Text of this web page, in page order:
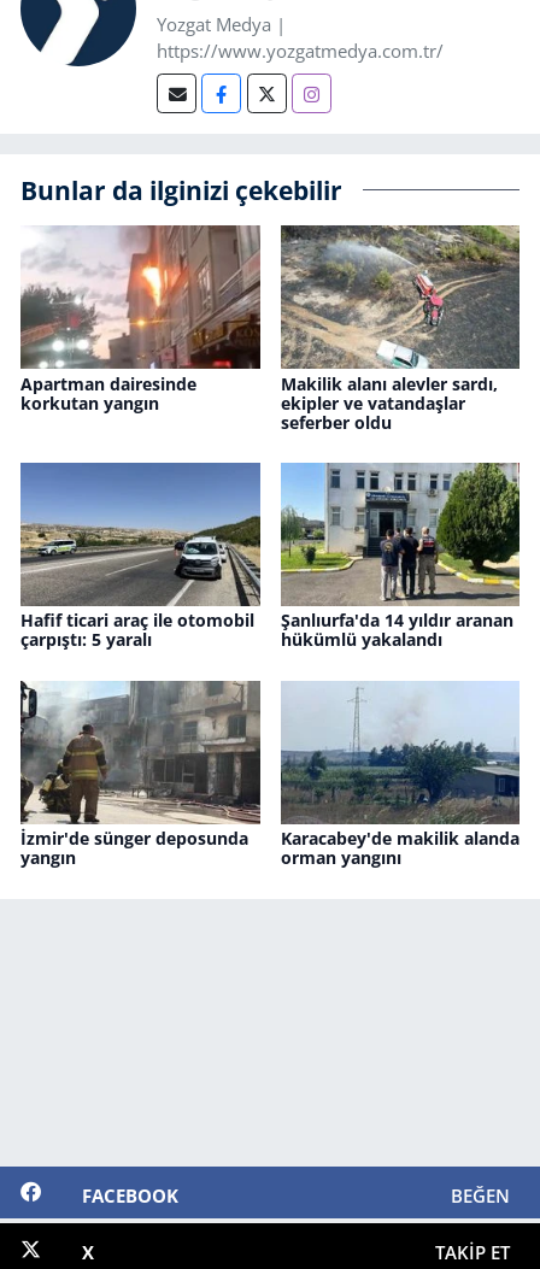
Yozgat Medya |
https://www.yozgatmedya.com.tr/
Bunlar da ilginizi çekebilir
Apartman dairesinde
korkutan yangın
Makilik alanı alevler sardı,
ekipler ve vatandaşlar
seferber oldu
Hafif ticari araç ile otomobil
çarpıştı: 5 yaralı
Şanlıurfa'da 14 yıldır aranan
hükümlü yakalandı
İzmir'de sünger deposunda
yangın
Karacabey'de makilik alanda
orman yangını
FACEBOOK BEĞEN
X TAKIP ET